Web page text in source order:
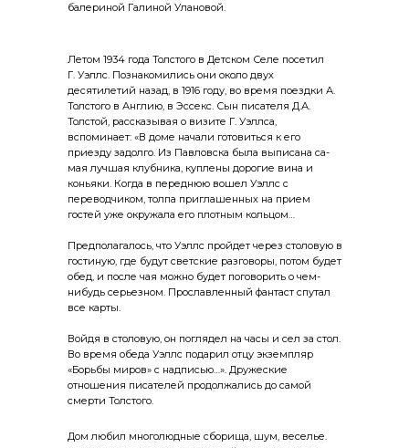
Летом 1934 года Толстого в Детском Селе посетил
Г. Уэллс. Познакомились они около двух
десятилетий назад, в 1916 году, во время поездки А.
Толстого в Ан­глию, в Эссекс. Сын писателя Д.А.
Толстой, рассказывая о визите Г. Уэллса,
вспоминает: «В доме начали готовиться к его
приезду задолго. Из Павловска была выписана са­
мая лучшая клубника, куплены дорогие вина и
коньяки. Когда в переднюю вошел Уэллс с
переводчиком, толпа приглашенных на прием
гостей уже окружала его плот­ным кольцом…
Предполагалось, что Уэллс пройдет через столовую в
гостиную, где будут светские разговоры, потом будет
обед, и после чая можно будет поговорить о чем-
нибудь серьезном. Прославленный фантаст спутал
все карты.
Войдя в столовую, он поглядел на часы и сел за стол.
Во время обеда Уэллс подарил отцу экземпляр
«Борьбы миров» с надписью…». Дружеские
отношения писателей продолжались до самой
смерти Толстого.
балериной Галиной Улановой.
Дом любил многолюдные сборища, шум, веселье.